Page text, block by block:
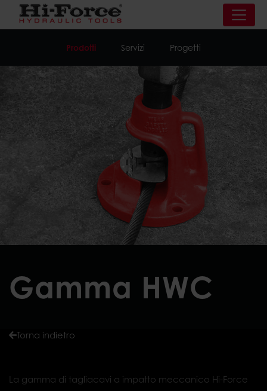
Prodotti Servizi Progetti
Gamma HWC
Torna indietro
La gamma di tagliacavi a impatto meccanico Hi-Force